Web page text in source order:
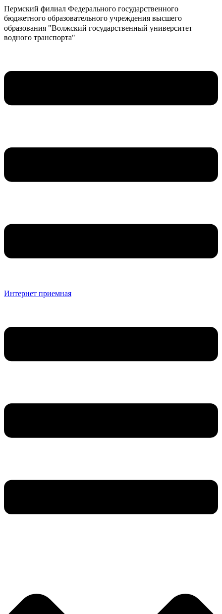
Пермский филиал Федерального государственного
бюджетного образовательного учреждения высшего
образования "Волжский государственный университет
водного транспорта"
Интернет приемная